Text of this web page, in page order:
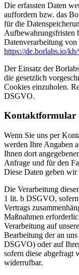
Die erfassten Daten
auffordern bzw. das
für die
Aufbewahrungsfristen
Datenverarbeitung
https://de.borlabs.io/
Der Einsatz der
die gesetzlich
Cookies einzuholen.
DSGVO.
Kontaktformular
Wenn Sie uns per
werden Ihre Angaben
Ihnen dort
Anfrage und für den
Diese Daten geben
Die Verarbeitung
1 lit. b DSGVO,
Vertrags
Maßnahmen
Verarbeitung auf
Bearbeitung der an
DSGVO) oder auf
sofern diese
widerrufbar.